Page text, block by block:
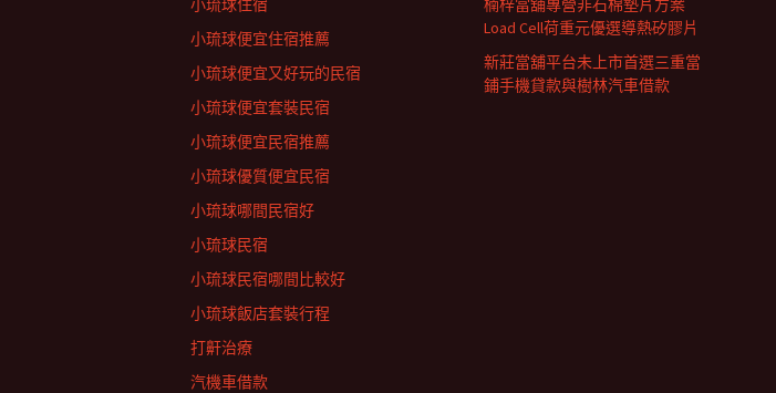
楠梓當舖專營非石棉墊片方案
Load Cell荷重元優選導熱矽膠片
新莊當舖平台未上市首選三重當
鋪手機貸款與樹林汽車借款
小琉球住宿
小琉球便宜住宿推薦
小琉球便宜又好玩的民宿
小琉球便宜套裝民宿
小琉球便宜民宿推薦
小琉球優質便宜民宿
小琉球哪間民宿好
小琉球民宿
小琉球民宿哪間比較好
小琉球飯店套裝行程
打鼾治療
汽機車借款